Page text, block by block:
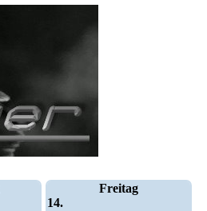
Freitag
14.